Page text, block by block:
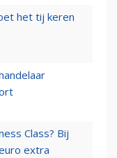
het tij keren
Class? Bij
extra